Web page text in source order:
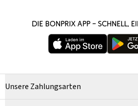
DIE BONPRIX APP – SCHNELL,
Unsere Zahlungsarten